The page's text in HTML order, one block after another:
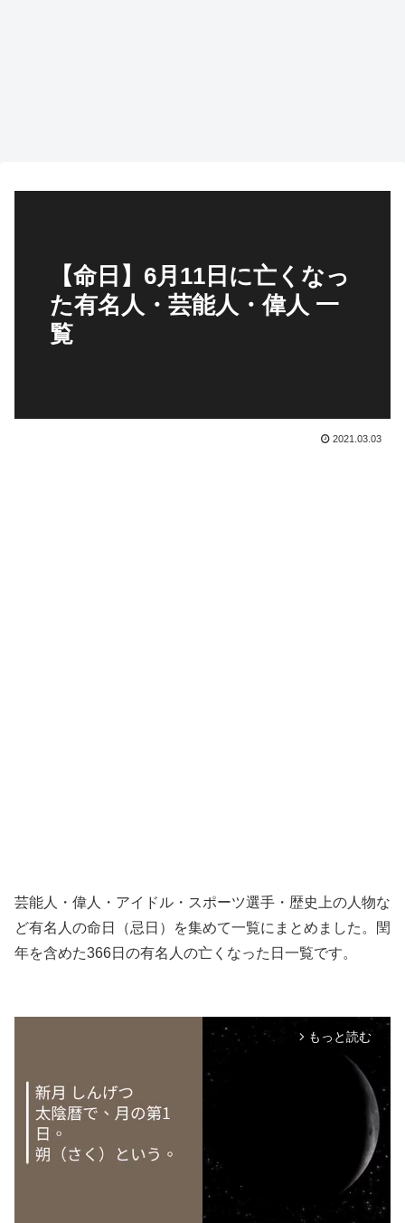
【命日】6月11日に亡くなっ
た有名人・芸能人・偉人 一
覧
2021.03.03
芸能人・偉人・アイドル・スポーツ選手・歴史上の人物な
ど有名人の命日（忌日）を集めて一覧にまとめました。閏
年を含めた366日の有名人の亡くなった日一覧です。
arrow_forward_ios もっと読む